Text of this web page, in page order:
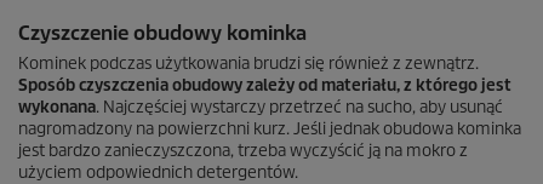
Czyszczenie obudowy kominka
Kominek podczas użytkowania brudzi się również z zewnątrz.
Sposób czyszczenia obudowy zależy od materiału, z którego jest
wykonana. Najczęściej wystarczy przetrzeć na sucho, aby usunąć
nagromadzony na powierzchni kurz. Jeśli jednak obudowa kominka
jest bardzo zanieczyszczona, trzeba wyczyścić ją na mokro z
użyciem odpowiednich detergentów.